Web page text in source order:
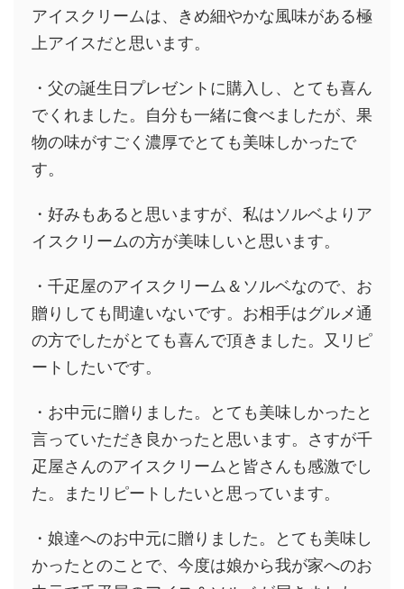
アイスクリームは、きめ細やかな風味がある極
上アイスだと思います。
・父の誕生日プレゼントに購入し、とても喜ん
でくれました。 自分も一緒に食べましたが、果
物の味がすごく濃厚でとても美味しかったで
す。
・好みもあると思いますが、私はソルベよりア
イスクリームの方が美味しいと思います。
・千疋屋のアイスクリーム＆ソルベなので、お
贈りしても間違いないです。お相手はグルメ通
の方でしたがとても喜んで頂きました。 又リピ
ートしたいです。
・お中元に贈りました。
とても美味しかったと
言っていただき良かったと思います。さすが千
疋屋さんのアイスクリームと皆さんも感激でし
た。
またリピートしたいと思っています。
・娘達へのお中元に贈りました。とても美味し
かったとのことで、今度は娘から我が家へのお